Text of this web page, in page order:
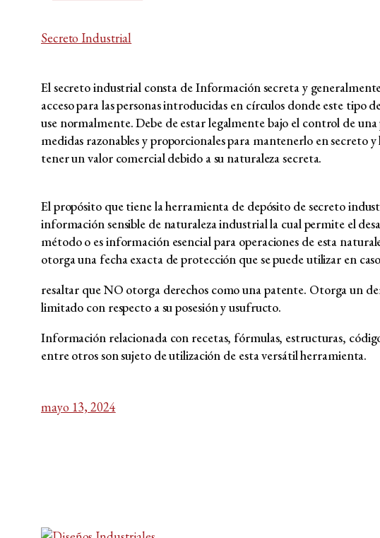
Secreto Industrial
El secreto industrial consta de Información secreta y
acceso para las personas introducidas en círculos donde este tipo
use normalmente. Debe de estar legalmente bajo el control de
medidas razonables y proporcionales para mantenerlo en secreto
tener un valor comercial debido a su naturaleza secreta.
El propósito que tiene la herramienta de depósito de secreto
información sensible de naturaleza industrial la cual permite el
método o es información esencial para operaciones de esta
otorga una fecha exacta de protección que se puede utilizar en
resaltar que NO otorga derechos como una patente. Otorga un
limitado con respecto a su posesión y usufructo.
Información relacionada con recetas, fórmulas, estructuras,
entre otros son sujeto de utilización de esta versátil herramienta.
mayo 13, 2024